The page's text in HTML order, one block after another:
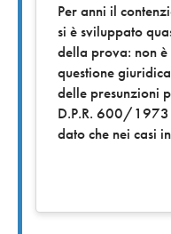
Per anni il
si è sviluppato
della prova: non è
questione
delle presunzioni
D.P.R. 600/
dato che nei casi